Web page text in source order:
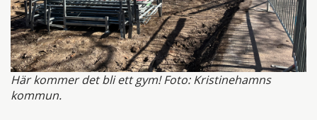
Här kommer det bli ett gym! Foto: Kristinehamns
kommun.